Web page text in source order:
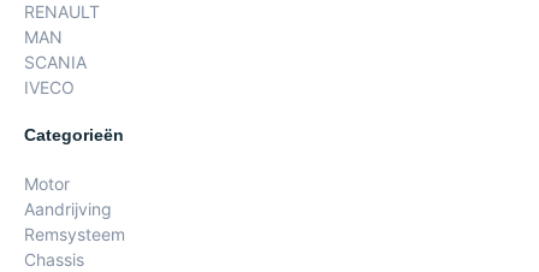
RENAULT
MAN
SCANIA
IVECO
Categorieën
Motor
Aandrijving
Remsysteem
Chassis